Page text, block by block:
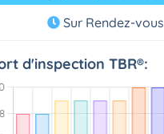
Sur Rendez-vous
d'inspection TBR®: